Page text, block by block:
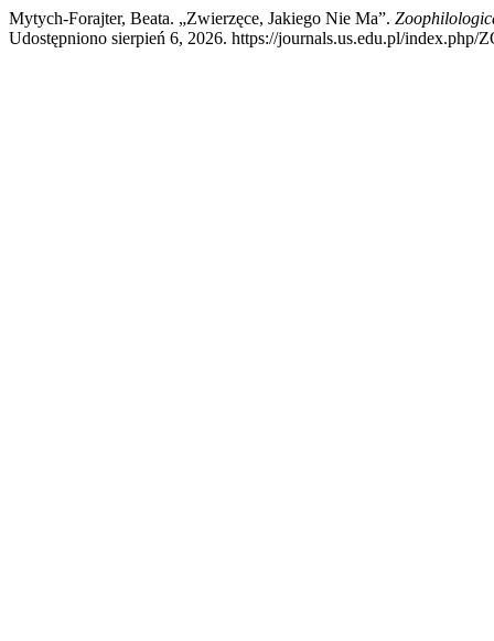
Mytych-Forajter, Beata. „Zwierzęce, Jakiego Nie Ma”.
Udostępniono sierpień 6, 2026. https://journals.us.edu.pl/